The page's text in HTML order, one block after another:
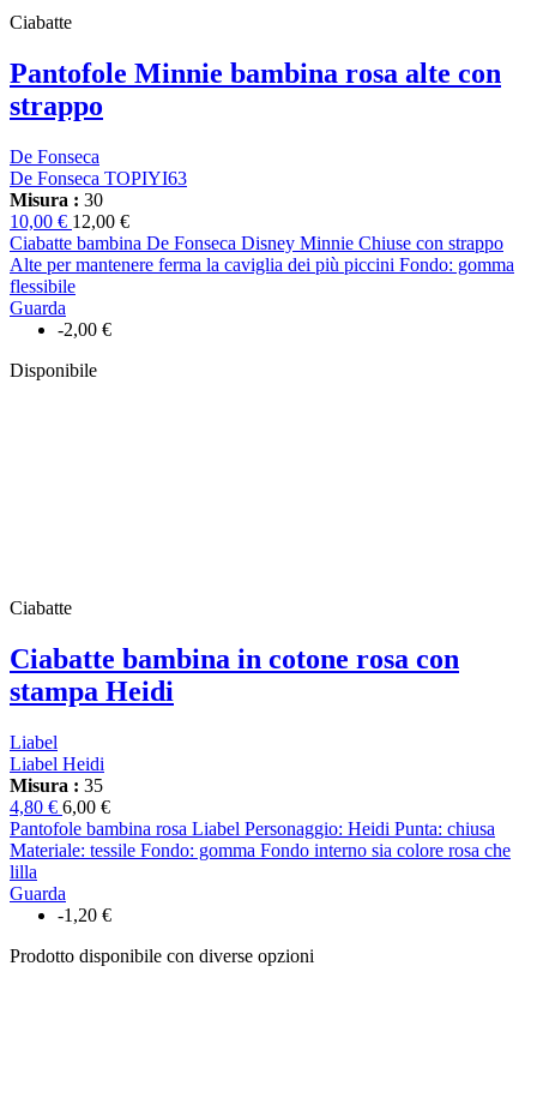
-2,00 €
Disponibile
Ciabatte
Pantofole Minnie bambina rosa alte con
strappo
De Fonseca
De Fonseca TOPIYI63
Misura : 30
10,00 € 12,00 €
Ciabatte bambina De Fonseca Disney Minnie Chiuse con strappo
Alte per mantenere ferma la caviglia dei più piccini Fondo: gomma
flessibile
Guarda
-1,20 €
Prodotto disponibile con diverse opzioni
Ciabatte
Ciabatte bambina in cotone rosa con
stampa Heidi
Liabel
Liabel Heidi
Misura : 35
4,80 € 6,00 €
Pantofole bambina rosa Liabel Personaggio: Heidi Punta: chiusa
Materiale: tessile Fondo: gomma Fondo interno sia colore rosa che
lilla
Guarda